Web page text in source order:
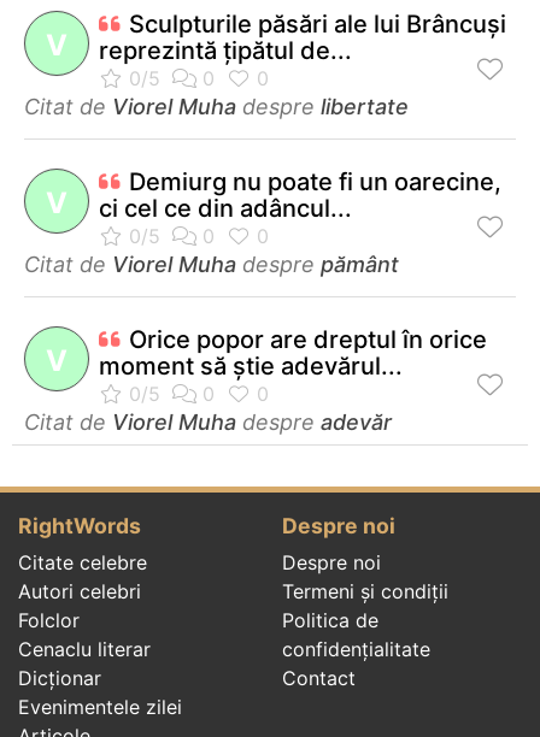
V
Sculpturile păsări ale lui Brâncuşi
reprezintă ţipătul de...
Citat de Viorel Muha despre libertate
V
Demiurg nu poate fi un oarecine,
ci cel ce din adâncul...
Citat de Viorel Muha despre pământ
V
Orice popor are dreptul în orice
moment să ştie adevărul...
Citat de Viorel Muha despre adevăr
RightWords
Citate celebre
Autori celebri
Folclor
Cenaclu literar
Dicționar
Evenimentele zilei
Despre noi
Despre noi
Termeni și condiții
Politica de
confidenţialitate
Contact